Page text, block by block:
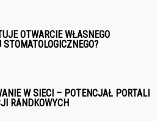
OTWARCIE WŁASNEGO
W SIECI – POTENCJAŁ PORTALI
RANDKOWYCH